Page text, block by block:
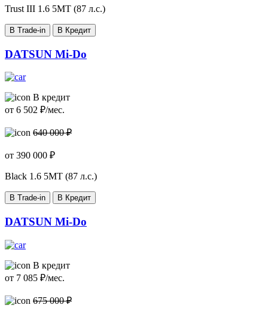
Trust III 1.6 5МТ (87 л.с.)
В Trade-in В Кредит
DATSUN Mi-Do
В кредит
от 6 502 ₽/мес.
640 000 ₽
от 390 000 ₽
Black 1.6 5МТ (87 л.с.)
В Trade-in В Кредит
DATSUN Mi-Do
В кредит
от 7 085 ₽/мес.
675 000 ₽